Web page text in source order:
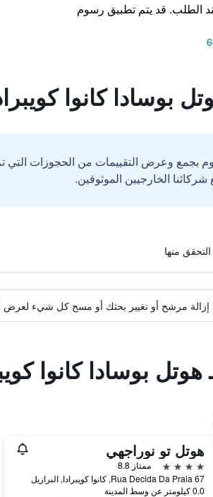
الطلب. قد يتم تطبيق رسوم
بوسادا كانوا
بجمع وعرض التقييمات من الحجوزات التي
إزالة مرشح أو تغيير بحثك أو مسح كل شيء لعرض
بوسادا كانوا
هوتل تو نوراجهي
4 نجوم
ممتاز 8.8
Rua Decida Da Praia 67, كانوا كويبرادا, البرازيل
0.0 كيلومتر عن وسط المدينة